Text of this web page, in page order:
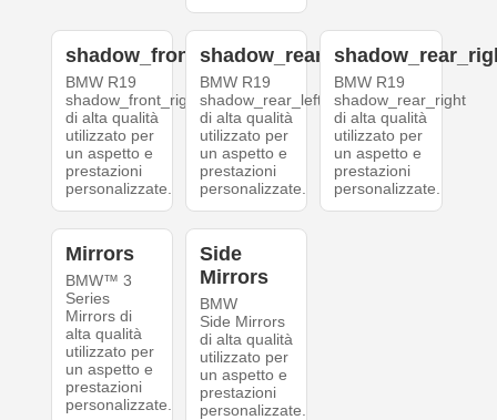
shadow_front_right
BMW R19
shadow_front_right
di alta qualità
utilizzato per
un aspetto e
prestazioni
personalizzate.
shadow_rear_left
BMW R19
shadow_rear_left
di alta qualità
utilizzato per
un aspetto e
prestazioni
personalizzate.
BMW R19
shadow_rear_right
di alta qualità
utilizzato per
un aspetto e
prestazioni
personalizzate.
Mirrors
BMW™ 3
Series
Mirrors di
alta qualità
utilizzato per
un aspetto e
prestazioni
personalizzate.
Side
Mirrors
BMW
Side Mirrors
di alta qualità
utilizzato per
un aspetto e
prestazioni
personalizzate.